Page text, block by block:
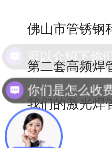
佛山市管锈钢
第二套高频焊
我们的激光焊
你们是怎么收